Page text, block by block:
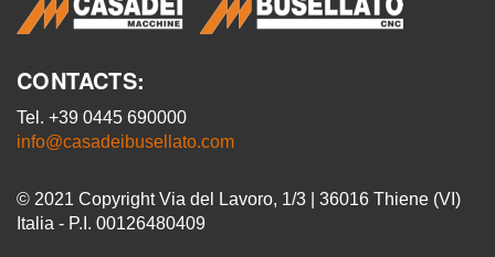
CONTACTS:
Tel. +39 0445 690000
info@casadeibusellato.com
© 2021 Copyright Via del Lavoro, 1/3 | 36016 Thiene (VI)
Italia - P.I. 00126480409